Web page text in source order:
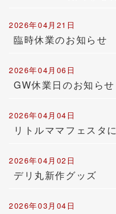
2026年04月21日
臨時休業のお知らせ
2026年04月06日
GW休業日のお知らせ
2026年04月04日
リトルママフェスタ
2026年04月02日
デリ丸新作グッズ
2026年03月04日